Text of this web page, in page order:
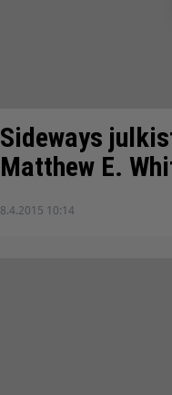
Sideways
Matthew E.
8.4.2015 10:14